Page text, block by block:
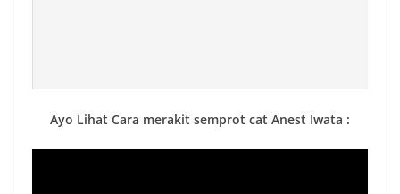
Ayo Lihat Cara merakit semprot cat Anest Iwata :